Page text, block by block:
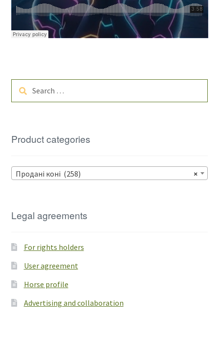
for:
Product categories
×
Продані коні (258)
Legal agreements
For rights holders
User agreement
Horse profile
Advertising and collaboration